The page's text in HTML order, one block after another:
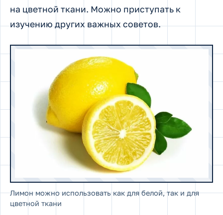
на цветной ткани. Можно приступать к
изучению других важных советов.
Лимон можно использовать как для белой, так и для
цветной ткани